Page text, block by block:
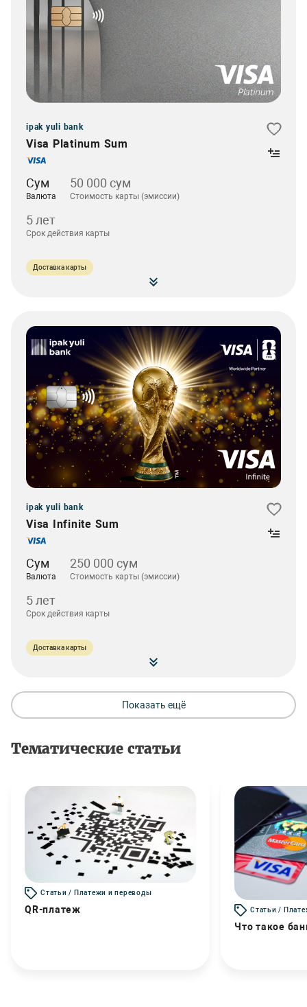
ipak yuli bank
Visa Platinum Sum
Сум
Валюта
50 000 сум
Стоимость карты (эмиссии)
5 лет
Срок действия карты
Доставка карты
ipak yuli bank
Visa Infinite Sum
Сум
Валюта
250 000 сум
Стоимость карты (эмиссии)
5 лет
Срок действия карты
Доставка карты
Показать ещё
Тематические статьи
Статьи / Платежи и переводы
QR-платеж Статьи /
Что такое